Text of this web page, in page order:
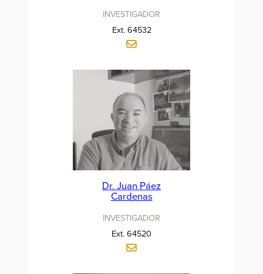
INVESTIGADOR
Ext. 64532
Dr. Juan Páez
Cardenas
INVESTIGADOR
Ext. 64520